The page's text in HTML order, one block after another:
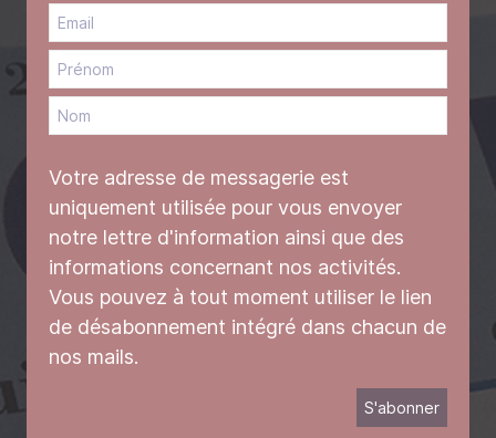
Votre adresse de messagerie est
uniquement utilisée pour vous envoyer
notre lettre d'information ainsi que des
informations concernant nos activités.
Vous pouvez à tout moment utiliser le lien
de désabonnement intégré dans chacun de
nos mails.